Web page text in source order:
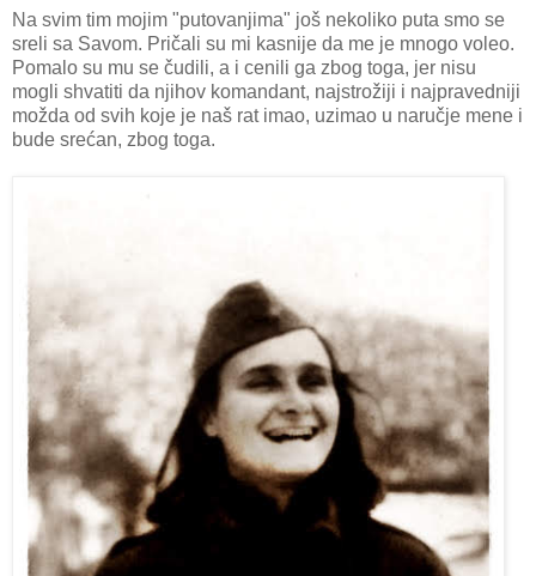
Na svim tim mojim "putovanjima" još nekoliko puta smo se
sreli sa Savom. Pričali su mi kasnije da me je mnogo voleo.
Pomalo su mu se čudili, a i cenili ga zbog toga, jer nisu
mogli shvatiti da njihov komandant, najstrožiji i najpravedniji
možda od svih koje je naš rat imao, uzimao u naručje mene i
bude srećan, zbog toga.